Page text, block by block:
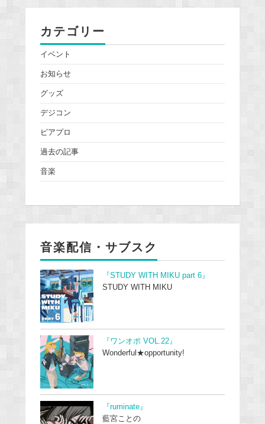
カテゴリー
イベント
お知らせ
グッズ
デジコン
ピアプロ
過去の記事
音楽
音楽配信・サブスク
『STUDY WITH MIKU part 6』
STUDY WITH MIKU
『ワンオポ VOL.22』
Wonderful★opportunity!
『ruminate』
藍宮ことの